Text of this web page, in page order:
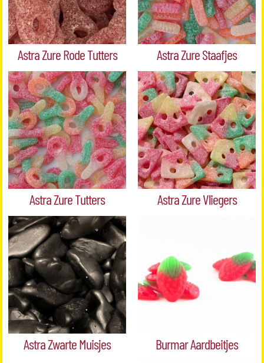
Astra Zure Rode Tutters Astra Zure Staafjes
Astra Zure Tutters Astra Zure Vliegers
Astra Zwarte Muisjes Burmar Aardbeitjes